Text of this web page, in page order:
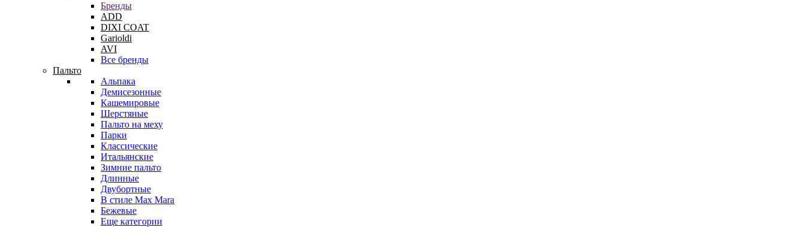
Бренды
ADD
DIXI COAT
Garioldi
AVI
Все бренды
Пальто
Альпака
Демисезонные
Кашемировые
Шерстяные
Пальто на меху
Парки
Классические
Итальянские
Зимние пальто
Длинные
Двубортные
В стиле Max Mara
Бежевые
Еще категории